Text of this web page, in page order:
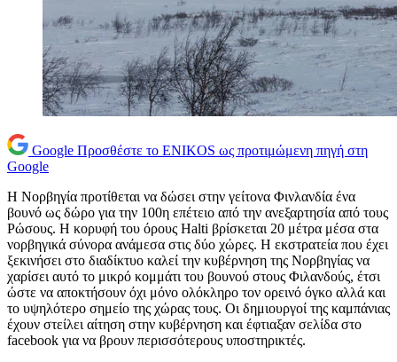
Google Προσθέστε το ENIKOS ως προτιμώμενη πηγή στη
Google
Η Νορβηγία προτίθεται να δώσει στην γείτονα Φινλανδία ένα
βουνό ως δώρο για την 100η επέτειο από την ανεξαρτησία από τους
Ρώσους. Η κορυφή του όρους Halti βρίσκεται 20 μέτρα μέσα στα
νορβηγικά σύνορα ανάμεσα στις δύο χώρες. Η εκστρατεία που έχει
ξεκινήσει στο διαδίκτυο καλεί την κυβέρνηση της Νορβηγίας να
χαρίσει αυτό το μικρό κομμάτι του βουνού στους Φιλανδούς, έτσι
ώστε να αποκτήσουν όχι μόνο ολόκληρο τον ορεινό όγκο αλλά και
το υψηλότερο σημείο της χώρας τους. Οι δημιουργοί της καμπάνιας
έχουν στείλει αίτηση στην κυβέρνηση και έφτιαξαν σελίδα στο
facebook για να βρουν περισσότερους υποστηρικτές.